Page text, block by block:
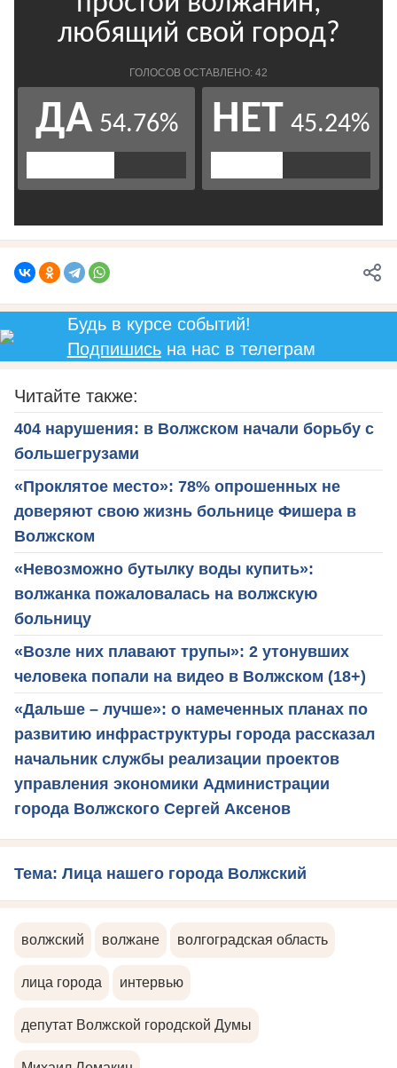
Будь в курсе событий!
Подпишисьна нас в телеграм
Читайте также:
404 нарушения: в Волжском начали борьбу с
большегрузами
«Проклятое место»: 78% опрошенных не
доверяют свою жизнь больнице Фишера в
Волжском
«Невозможно бутылку воды купить»:
волжанка пожаловалась на волжскую
больницу
«Возле них плавают трупы»: 2 утонувших
человека попали на видео в Волжском (18+)
«Дальше – лучше»: о намеченных планах по
развитию инфраструктуры города рассказал
начальник службы реализации проектов
управления экономики Администрации
города Волжского Сергей Аксенов
Тема: Лица нашего города Волжский
волжский волжане волгоградская область
лица города интервью
депутат Волжской городской Думы